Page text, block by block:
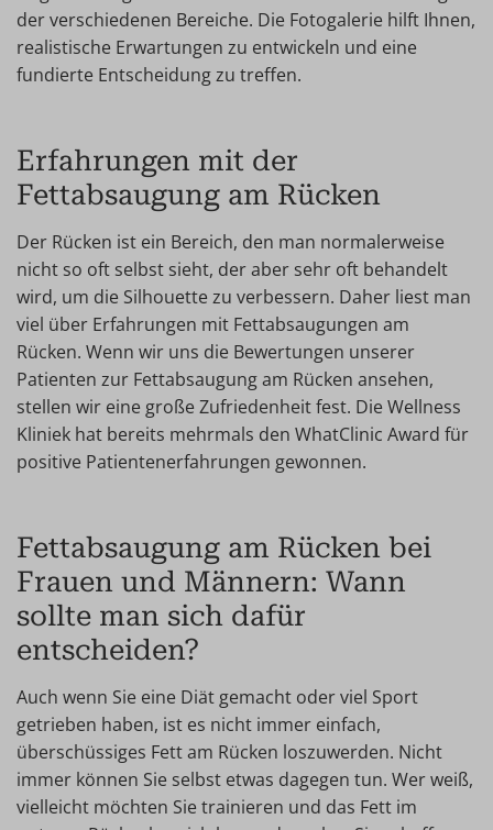
der verschiedenen Bereiche. Die Fotogalerie hilft Ihnen,
realistische Erwartungen zu entwickeln und eine
fundierte Entscheidung zu treffen.
Erfahrungen mit der
Fettabsaugung am Rücken
Der Rücken ist ein Bereich, den man normalerweise
nicht so oft selbst sieht, der aber sehr oft behandelt
wird, um die Silhouette zu verbessern. Daher liest man
viel über Erfahrungen mit Fettabsaugungen am
Rücken. Wenn wir uns die Bewertungen unserer
Patienten zur Fettabsaugung am Rücken ansehen,
stellen wir eine große Zufriedenheit fest. Die Wellness
Kliniek hat bereits mehrmals den WhatClinic Award für
positive Patientenerfahrungen gewonnen.
Fettabsaugung am Rücken bei
Frauen und Männern: Wann
sollte man sich dafür
entscheiden?
Auch wenn Sie eine Diät gemacht oder viel Sport
getrieben haben, ist es nicht immer einfach,
überschüssiges Fett am Rücken loszuwerden. Nicht
immer können Sie selbst etwas dagegen tun. Wer weiß,
vielleicht möchten Sie trainieren und das Fett im